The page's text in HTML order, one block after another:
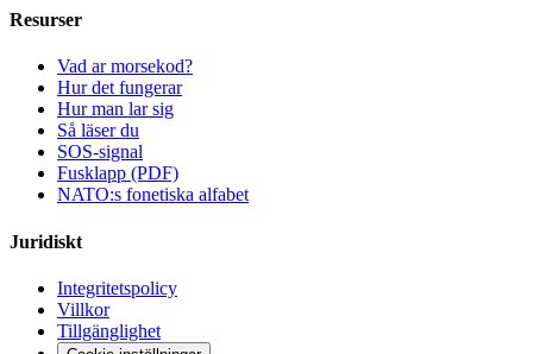
Resurser
Vad ar morsekod?
Hur det fungerar
Hur man lar sig
Så läser du
SOS-signal
Fusklapp (PDF)
NATO:s fonetiska alfabet
Juridiskt
Integritetspolicy
Villkor
Tillgänglighet